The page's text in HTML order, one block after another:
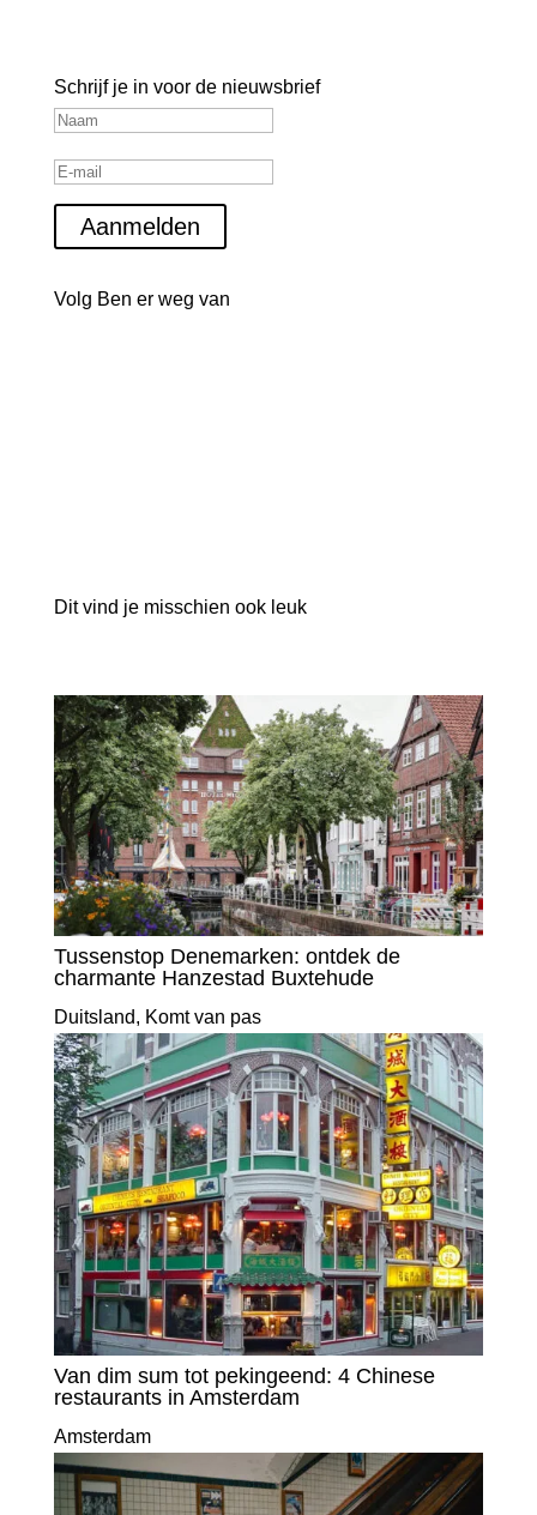
Schrijf je in voor de nieuwsbrief
Aanmelden
Volg Ben er weg van
Dit vind je misschien ook leuk
Tussenstop Denemarken: ontdek de
charmante Hanzestad Buxtehude
Duitsland, Komt van pas
Van dim sum tot pekingeend: 4 Chinese
restaurants in Amsterdam
Amsterdam